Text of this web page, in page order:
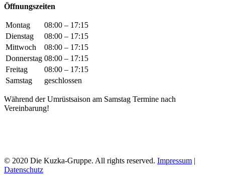
Öffnungszeiten
Montag
08:00 – 17:15
Dienstag
08:00 – 17:15
Mittwoch
08:00 – 17:15
Donnerstag 08:00 – 17:15
Freitag
08:00 – 17:15
Samstag
geschlossen
Während der Umrüstsaison am Samstag Termine nach
Vereinbarung!
© 2020 Die Kuzka-Gruppe. All rights reserved. Impressum |
Datenschutz